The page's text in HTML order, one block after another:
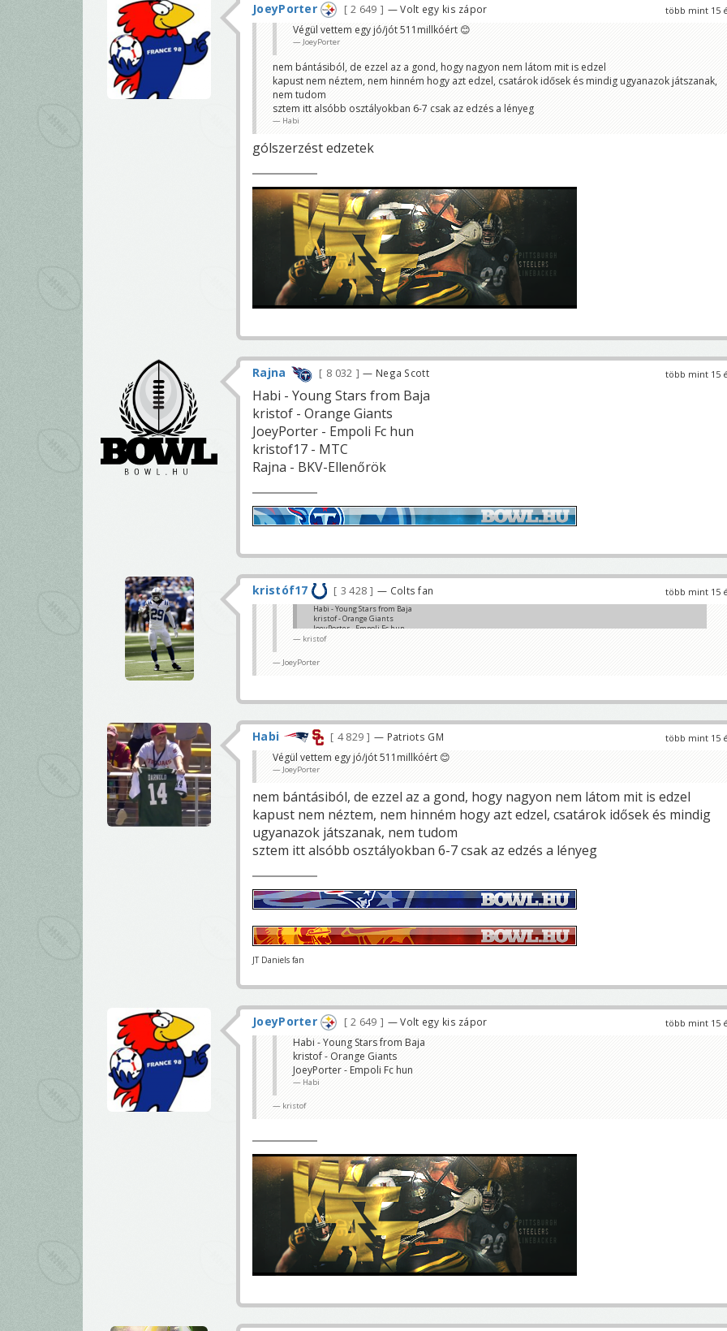
több mint 15
JoeyPorter 2 649 — Volt egy kis zápor
Végül vettem egy jó/jót 511millkóért 😊
JoeyPorter
nem bántásiból, de ezzel az a gond, hogy nagyon nem látom mit is edzel
kapust nem néztem, nem hinném hogy azt edzel, csatárok idősek és mindig ugyanazok játszanak,
nem tudom
sztem itt alsóbb osztályokban 6-7 csak az edzés a lényeg
Habi
gólszerzést edzetek
több mint 15
Rajna 8 032 — Nega Scott
Habi - Young Stars from Baja
kristof - Orange Giants
JoeyPorter - Empoli Fc hun
kristof17 - MTC
Rajna - BKV-Ellenőrök
több mint 15
kristóf17 3 428 — Colts fan
Habi - Young Stars from Baja
kristof - Orange Giants
JoeyPorter - Empoli Fc hun
kristof17 - MTC
kristof
JoeyPorter
több mint 15
Habi 4 829 — Patriots GM
Végül vettem egy jó/jót 511millkóért 😊
JoeyPorter
nem bántásiból, de ezzel az a gond, hogy nagyon nem látom mit is edzel
kapust nem néztem, nem hinném hogy azt edzel, csatárok idősek és mindig
ugyanazok játszanak, nem tudom
sztem itt alsóbb osztályokban 6-7 csak az edzés a lényeg
JT Daniels fan
több mint 15
JoeyPorter 2 649 — Volt egy kis zápor
Habi - Young Stars from Baja
kristof - Orange Giants
JoeyPorter - Empoli Fc hun
Habi
kristof